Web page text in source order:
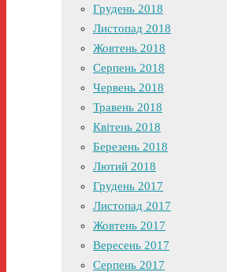
Грудень 2018
Листопад 2018
Жовтень 2018
Серпень 2018
Червень 2018
Травень 2018
Квітень 2018
Березень 2018
Лютий 2018
Грудень 2017
Листопад 2017
Жовтень 2017
Вересень 2017
Серпень 2017